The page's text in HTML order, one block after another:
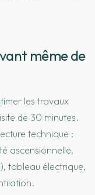
même de
les travaux
de 30 minutes.
technique :
ascensionnelle,
tableau électrique,